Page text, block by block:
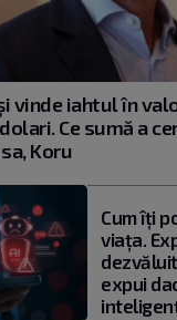
vinde iahtul în
Ce sumă a
Koru
Cum îți
viața.
expui